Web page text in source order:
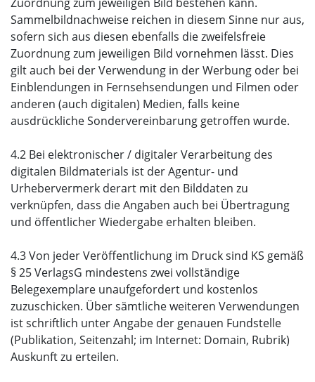
Sammelbildnachweise reichen in diesem Sinne nur aus,
sofern sich aus diesen ebenfalls die zweifelsfreie
Zuordnung zum jeweiligen Bild vornehmen lässt. Dies
gilt auch bei der Verwendung in der Werbung oder bei
Einblendungen in Fernsehsendungen und Filmen oder
anderen (auch digitalen) Medien, falls keine
ausdrückliche Sondervereinbarung getroffen wurde.
4.2 Bei elektronischer / digitaler Verarbeitung des
digitalen Bildmaterials ist der Agentur- und
Urhebervermerk derart mit den Bilddaten zu
verknüpfen, dass die Angaben auch bei Übertragung
und öffentlicher Wiedergabe erhalten bleiben.
4.3 Von jeder Veröffentlichung im Druck sind KS gemäß
§ 25 VerlagsG mindestens zwei vollständige
Belegexemplare unaufgefordert und kostenlos
zuzuschicken. Über sämtliche weiteren Verwendungen
ist schriftlich unter Angabe der genauen Fundstelle
(Publikation, Seitenzahl; im Internet: Domain, Rubrik)
Auskunft zu erteilen.